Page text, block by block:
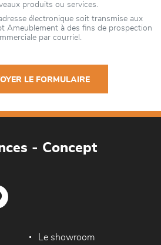
produits ou services.
électronique soit transmise aux
Ameublement à des fins de prospection
par courriel.
LE FORMULAIRE
- Concept
Le showroom